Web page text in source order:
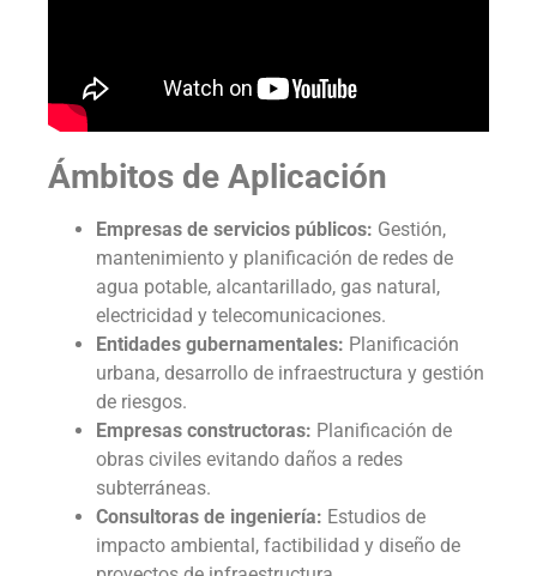
Ámbitos de Aplicación
Empresas de servicios públicos: Gestión,
mantenimiento y planificación de redes de
agua potable, alcantarillado, gas natural,
electricidad y telecomunicaciones.
Entidades gubernamentales: Planificación
urbana, desarrollo de infraestructura y gestión
de riesgos.
Empresas constructoras: Planificación de
obras civiles evitando daños a redes
subterráneas.
Consultoras de ingeniería: Estudios de
impacto ambiental, factibilidad y diseño de